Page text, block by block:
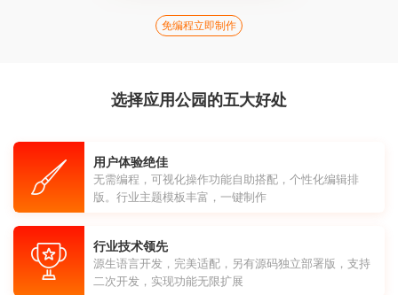
免编程立即制作
选择应用公园的五大好处
用户体验绝佳
无需编程，可视化操作功能自助搭配，个性化编辑排
版。行业主题模板丰富，一键制作
行业技术领先
源生语言开发，完美适配，另有源码独立部署版，支持
二次开发，实现功能无限扩展